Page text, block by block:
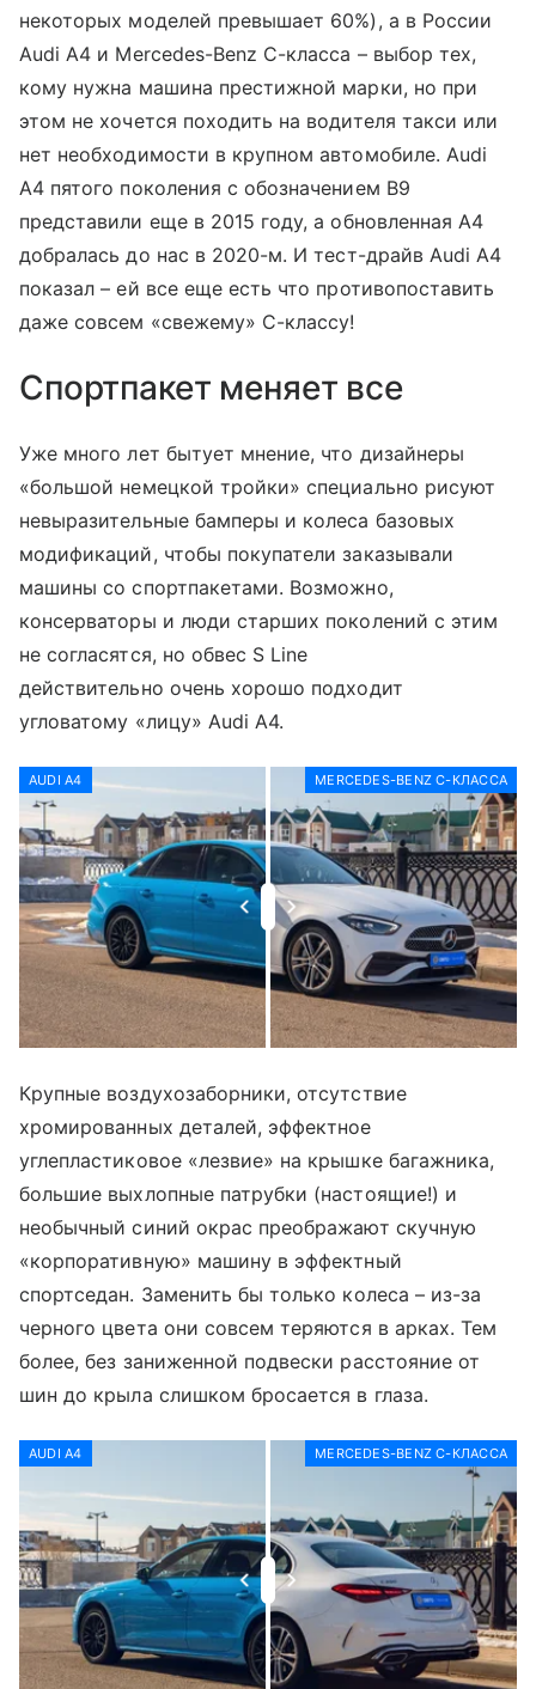
некоторых моделей превышает 60%), а в России
Audi A4 и Mercedes-Benz C-класса – выбор тех,
кому нужна машина престижной марки, но при
этом не хочется походить на водителя такси или
нет необходимости в крупном автомобиле. Audi
A4 пятого поколения с обозначением B9
представили еще в 2015 году, а обновленная A4
добралась до нас в 2020-м. И тест-драйв Audi A4
показал – ей все еще есть что противопоставить
даже совсем «свежему» C-классу!
Спортпакет меняет все
Уже много лет бытует мнение, что дизайнеры
«большой немецкой тройки» специально рисуют
невыразительные бамперы и колеса базовых
модификаций, чтобы покупатели заказывали
машины со спортпакетами. Возможно,
консерваторы и люди старших поколений с этим
не согласятся, но обвес S Line
действительно очень хорошо подходит
угловатому «лицу» Audi A4.
AUDI A4 MERCEDES-BENZ C-КЛАССА
Крупные воздухозаборники, отсутствие
хромированных деталей, эффектное
углепластиковое «лезвие» на крышке багажника,
большие выхлопные патрубки (настоящие!) и
необычный синий окрас преображают скучную
«корпоративную» машину в эффектный
спортседан. Заменить бы только колеса – из-за
черного цвета они совсем теряются в арках. Тем
более, без заниженной подвески расстояние от
шин до крыла слишком бросается в глаза.
AUDI A4 MERCEDES-BENZ C-КЛАССА